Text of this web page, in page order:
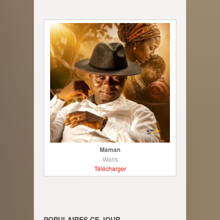
Maman
Waris
Télécharger